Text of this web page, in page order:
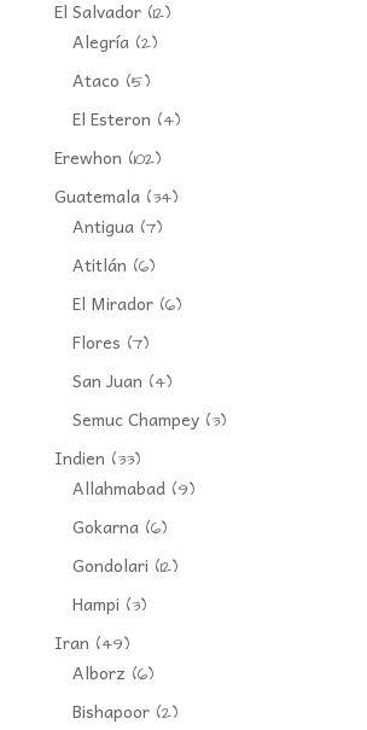
El Salvador(12)
Alegría(2)
Ataco (5)
El Esteron (4)
Erewhon (102)
Guatemala(34)
Antigua(7)
Atitlán (6)
El Mirador(6)
Flores (7)
San Juan (4)
Semuc Champey(3)
Indien (33)
Allahmabad(9)
Gokarna(6)
Gondolari (12)
Hampi (3)
Iran (49)
Alborz (6)
Bishapoor(2)